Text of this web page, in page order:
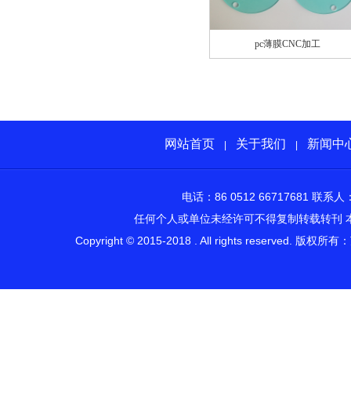
pc薄膜CNC加工
网站首页 关于我们 新闻中
电话：86 0512 66717681 联系人
任何个人或单位未经许可不得复制转载转刊
Copyright © 2015-2018 . All rights reserved. 版权所有